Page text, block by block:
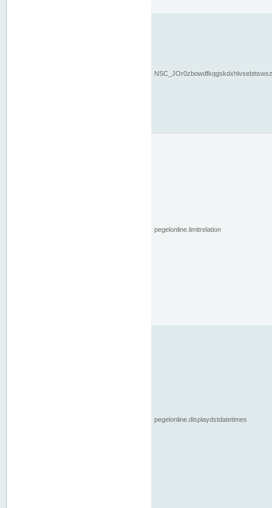
pegelonline.limitrelation
pegelonline.displaydstdatetimes